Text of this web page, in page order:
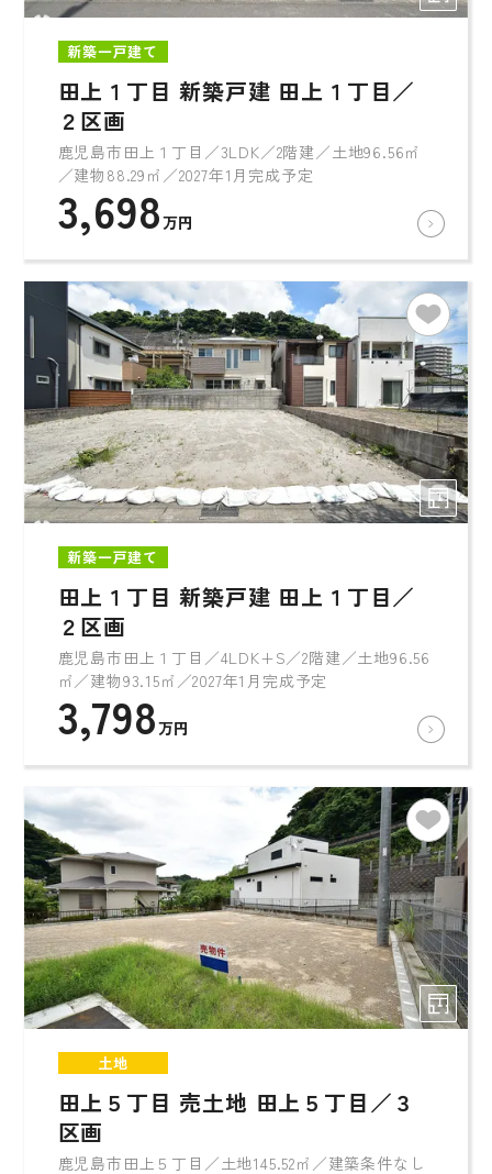
新築一戸建て
田上１丁目 新築戸建 田上１丁目／
２区画
鹿児島市田上１丁目／3LDK／2階建／土地96.56㎡
／建物88.29㎡／2027年1月完成予定
3,698万円
新築一戸建て
田上１丁目 新築戸建 田上１丁目／
２区画
鹿児島市田上１丁目／4LDK+S／2階建／土地96.56
㎡／建物93.15㎡／2027年1月完成予定
3,798万円
土地
田上５丁目 売土地 田上５丁目／３
区画
鹿児島市田上５丁目／土地145.52㎡／建築条件なし